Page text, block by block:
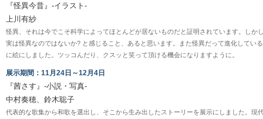
『怪異今昔』-イラスト-
上川有紗
怪異、それは今でこそ科学によってほとんどが居ないものだと証明されています。しか
実は怪異なのではないか? と感じること、あると思います。また怪異だって進化してい
に絵にしました。ツッコんだり、クスッと笑って頂ける機会になりますように。
展示期間：11月24日～12月4日
『茜さす』-小説・写真-
中村奏穂、鈴木聡子
代表的な歌集から和歌を選出し、そこから生み出したストーリーを展示にしました。現